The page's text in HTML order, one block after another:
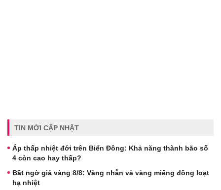
TIN MỚI CẬP NHẬT
Áp thấp nhiệt đới trên Biển Đông: Khả năng thành bão số
4 còn cao hay thấp?
Bất ngờ giá vàng 8/8: Vàng nhẫn và vàng miếng đồng loạt
hạ nhiệt